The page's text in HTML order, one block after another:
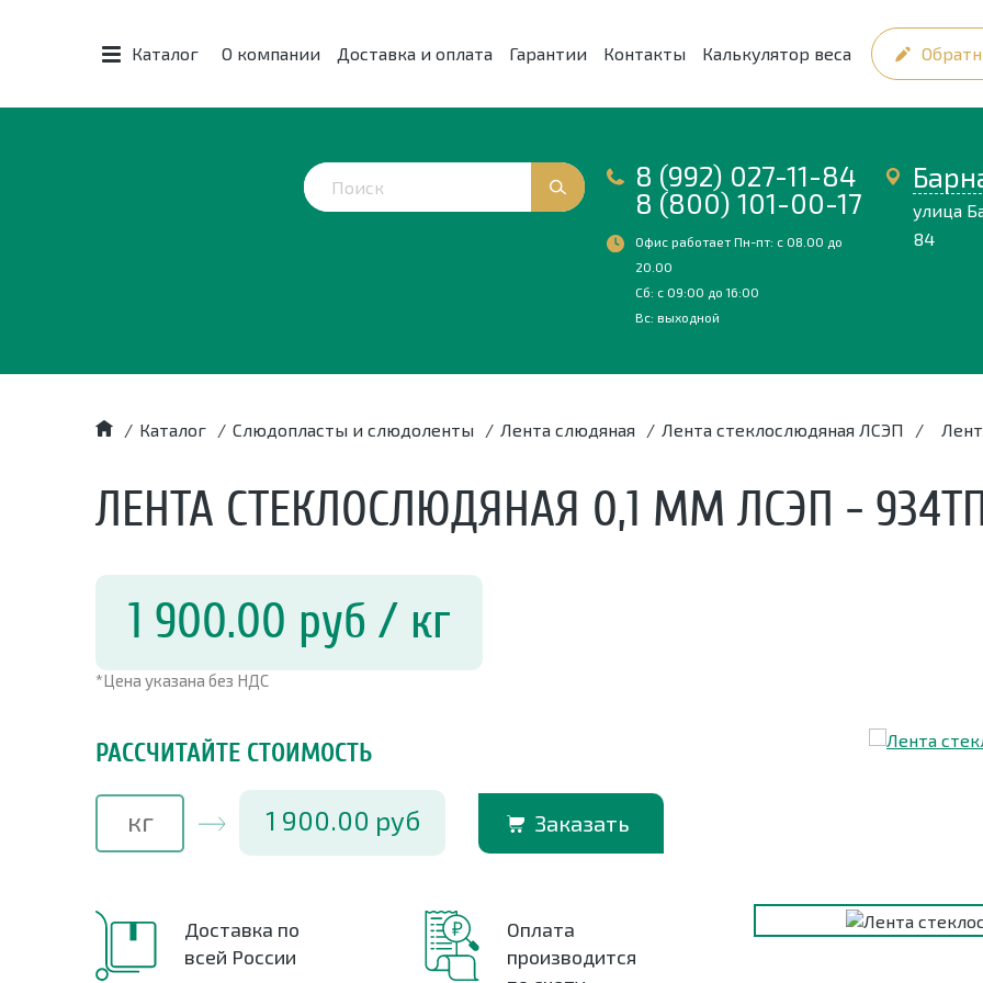
Каталог О компании Доставка и оплата Гарантии Контакты Калькулятор веса
8 (992) 027-11-84
8 (800) 101-00-17
Офис работает Пн-пт: с 08.00 до
20.00
Сб: с 09:00 до 16:00
Вс: выходной
улица
84
/ Каталог / Слюдопласты и слюдоленты / Лента слюдяная / Лента стеклослюдяная ЛСЭП /
ЛЕНТА СТЕКЛОСЛЮДЯНАЯ 0,1 ММ ЛСЭП -
1 900.00 руб / кг
*Цена указана без НДС
РАССЧИТАЙТЕ СТОИМОСТЬ
1 900.00 руб Заказать
Доставка по
всей России
Оплата
производится